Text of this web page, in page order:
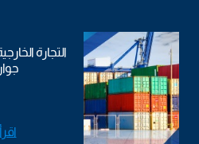
التجارة
جوان